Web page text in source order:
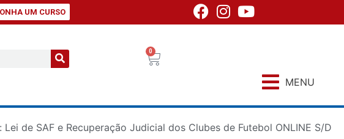
UM CURSO
0
MENU
de SAF e Recuperação Judicial dos Clubes de Futebol ONLINE S/D